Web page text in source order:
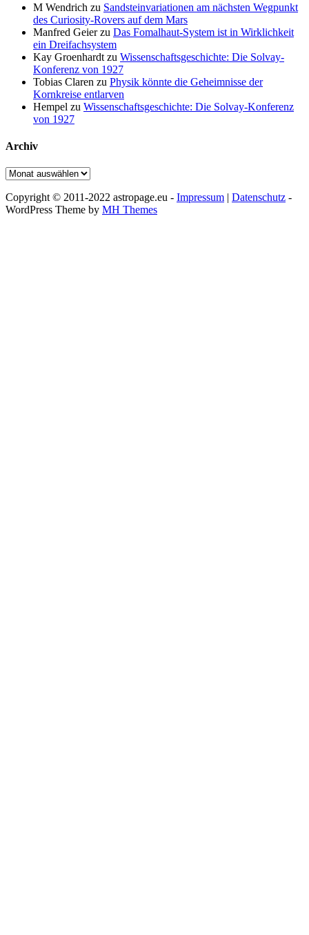
M Wendrich zu Sandsteinvariationen am nächsten Wegpunkt
des Curiosity-Rovers auf dem Mars
Manfred Geierzu Das Fomalhaut-System ist in Wirklichkeit
ein Dreifachsystem
Kay Groenhardt zu Wissenschaftsgeschichte: Die Solvay-
Konferenz von 1927
Tobias Claren zu Physik könnte die Geheimnisse der
Kornkreise entlarven
Hempel zu Wissenschaftsgeschichte: Die Solvay-Konferenz
von 1927
Archiv
Archiv
Copyright © 2011-2022 astropage.eu - Impressum | Datenschutz -
WordPress Theme by MH Themes